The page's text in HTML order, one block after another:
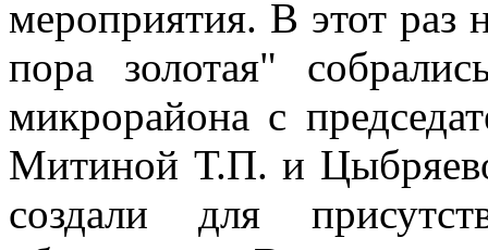
мероприятия. В этот раз
пора золотая"
микрорайона с
Митиной Т.П. и
создали для